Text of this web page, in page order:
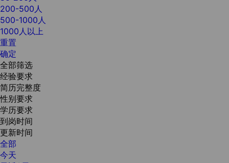
200-500人
500-1000人
1000人以上
重置
确定
全部筛选
经验要求
简历完整度
性别要求
学历要求
到岗时间
更新时间
全部
今天